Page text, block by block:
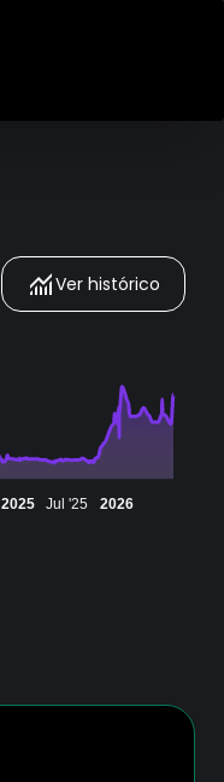
Ver histórico
2025 Jul '25 2026